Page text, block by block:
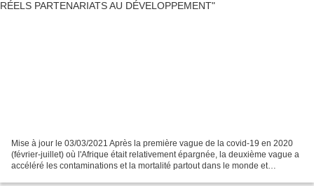
Mise à jour le 03/03/2021 Après la première vague de la covid-19 en 2020
(février-juillet) où l'Afrique était relativement épargnée, la deuxième vague a
accéléré les contaminations et la mortalité partout dans le monde et